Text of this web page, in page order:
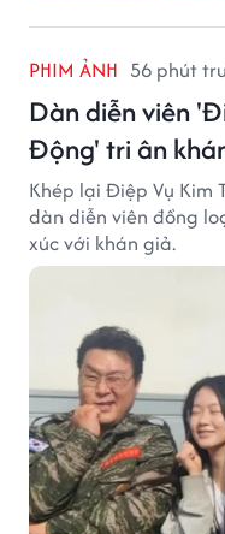
PHIM ẢNH 56 phút
Dàn diễn viên
Động' tri ân
Khép lại Điệp Vụ Kim
dàn diễn viên đồng
xúc với khán giả.